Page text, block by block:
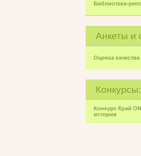
Библиотека-
Анкеты и
Оценка качества
Конкурсы:
Конкурс Край
истории